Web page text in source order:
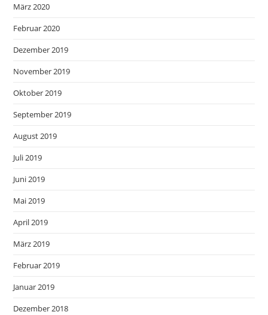
März 2020
Februar 2020
Dezember 2019
November 2019
Oktober 2019
September 2019
August 2019
Juli 2019
Juni 2019
Mai 2019
April 2019
März 2019
Februar 2019
Januar 2019
Dezember 2018